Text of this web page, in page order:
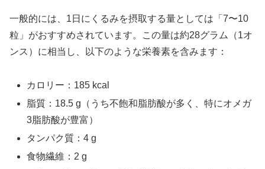
一般的には、1日にくるみを摂取する量としては「7〜10
粒」がおすすめされています。この量は約28グラム（1オ
ンス）に相当し、以下のような栄養素を含みます：
カロリー：185 kcal
脂質：18.5 g（うち不飽和脂肪酸が多く、特にオメガ
3脂肪酸が豊富）
タンパク質：4 g
食物繊維：2 g